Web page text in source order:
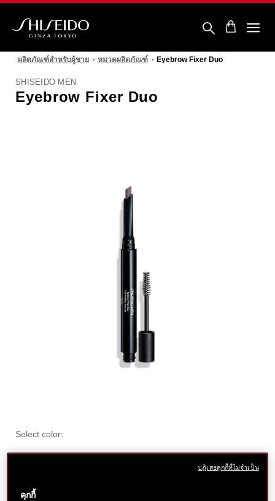
ข้าม
เซ
โด้ผลิตภัณฑ์สำหรับผู้ชาย หมวดผลิตภัณฑ์ Eyebrow Fixer Duo
SHISEIDO MEN
Eyebrow Fixer Duo
ราย
men-
eyebrow-
1011719810SHI.html
สินค้า
1011719810SHI
แบบ
อื่น
Select color:
More Details
฿ 1,250
คุกกี้
ปฏิเสธคุกกี้ที่ไม่จำเป็น